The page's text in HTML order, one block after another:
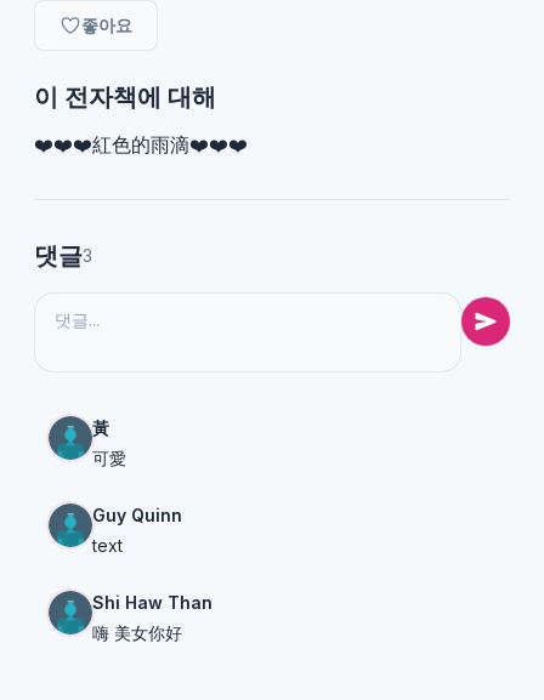
좋아요
이 전자책에 대해
❤️❤️❤️紅色的雨滴❤️❤️❤️
댓글3
黃
可愛
Guy Quinn
text
Shi Haw Than
嗨 美女你好